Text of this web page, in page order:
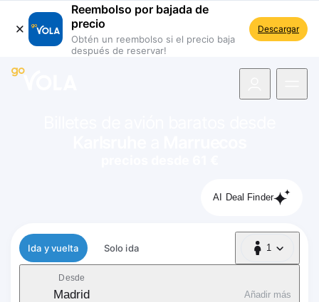
Reembolso por bajada de
precio
Obtén un reembolso si el precio baja
después de reservar!
Descargar
AI Deal Finder
Tipo de vuelo
Ida y vuelta Solo ida 1
1 Pasajero
Desde
Madrid Añadir más